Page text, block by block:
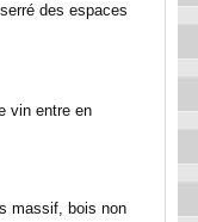
des espaces
vin entre en
massif, bois non